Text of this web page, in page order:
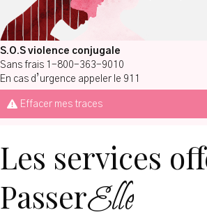
S.O.S violence conjugale
Sans frais 1-800-363-9010
En cas d’urgence appeler le 911
Effacer mes traces
Les services
PasserElle